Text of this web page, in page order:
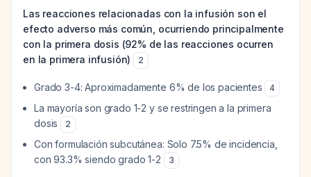
Las reacciones relacionadas con la infusión son el
efecto adverso más común, ocurriendo principalmente
con la primera dosis (92% de las reacciones ocurren
en la primera infusión)
2
Grado 3-4: Aproximadamente 6% de los pacientes 4
La mayoría son grado 1-2 y se restringen a la primera
dosis
2
Con formulación subcutánea: Solo 7.5% de incidencia,
con 93.3% siendo grado 1-2
3